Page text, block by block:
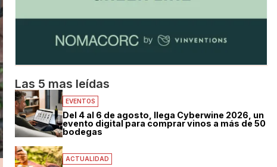
Las 5 mas leídas
EVENTOS
Del 4 al 6 de agosto, llega Cyberwine 2026, un
evento digital para comprar vinos a más de 50
bodegas
ACTUALIDAD